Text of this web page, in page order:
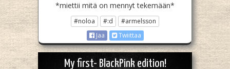
*miettii mitä on mennyt tekemään*
#noloa #:d
#armelsson
Jaa
Twiittaa
My first- BlackPink edition!